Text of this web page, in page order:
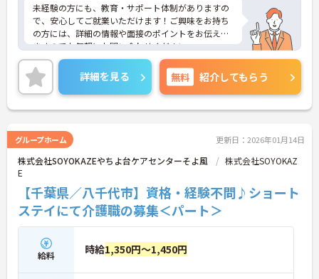
未経験の方にも、教育・サポート体制がありますの
で、安心してご就業いただけます！ご興味をお持ち
の方には、詳細の情報や面接のポイントをお伝えし
ますのでお気軽にお問い合わせください。
詳細を見る 無料 紹介してもらう
グループホーム 更新日：2026年01月14日
株式会社SOYOKAZEやちよ台ケアセンターそよ風
株式会社SOYOKAZ
E
【千葉県／八千代市】資格・経験不問♪ショート
ステイにて介護職の募集＜パート＞
給料 時給1,350円～1,450円